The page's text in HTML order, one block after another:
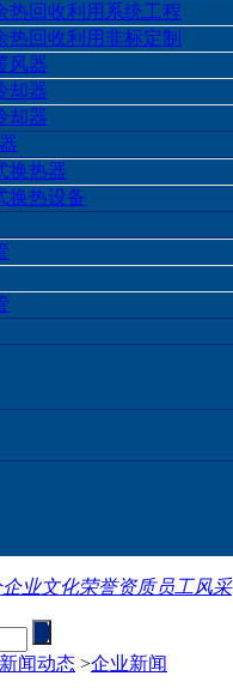
热回收利用系统工程
热回收利用非标定制
风器
却器
却器
换热器
换热设备
企业文化荣誉资质员工风采
新闻动态 >企业新闻